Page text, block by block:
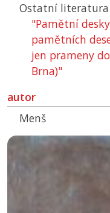
Ostatní literatura
"Pamětní
pamětních
jen prameny
Brna)"
autor
Menš